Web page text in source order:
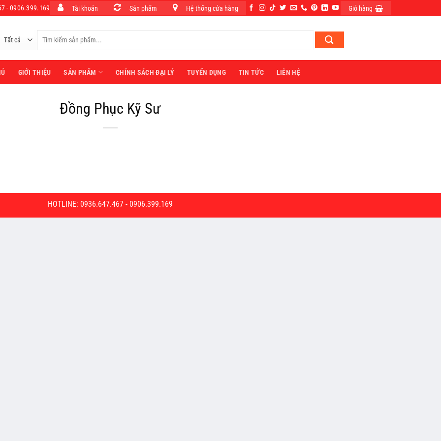
- 0906.399.169 Tài khoản Sản phẩm Hệ thống cửa hàng Giỏ hàng
kiếm:
GIỚI THIỆU SẢN PHẨM CHÍNH SÁCH ĐẠI LÝ TUYỂN DỤNG TIN TỨC LIÊN HỆ
Đồng Phục Kỹ Sư
HOTLINE: 0936.647.467 - 0906.399.169